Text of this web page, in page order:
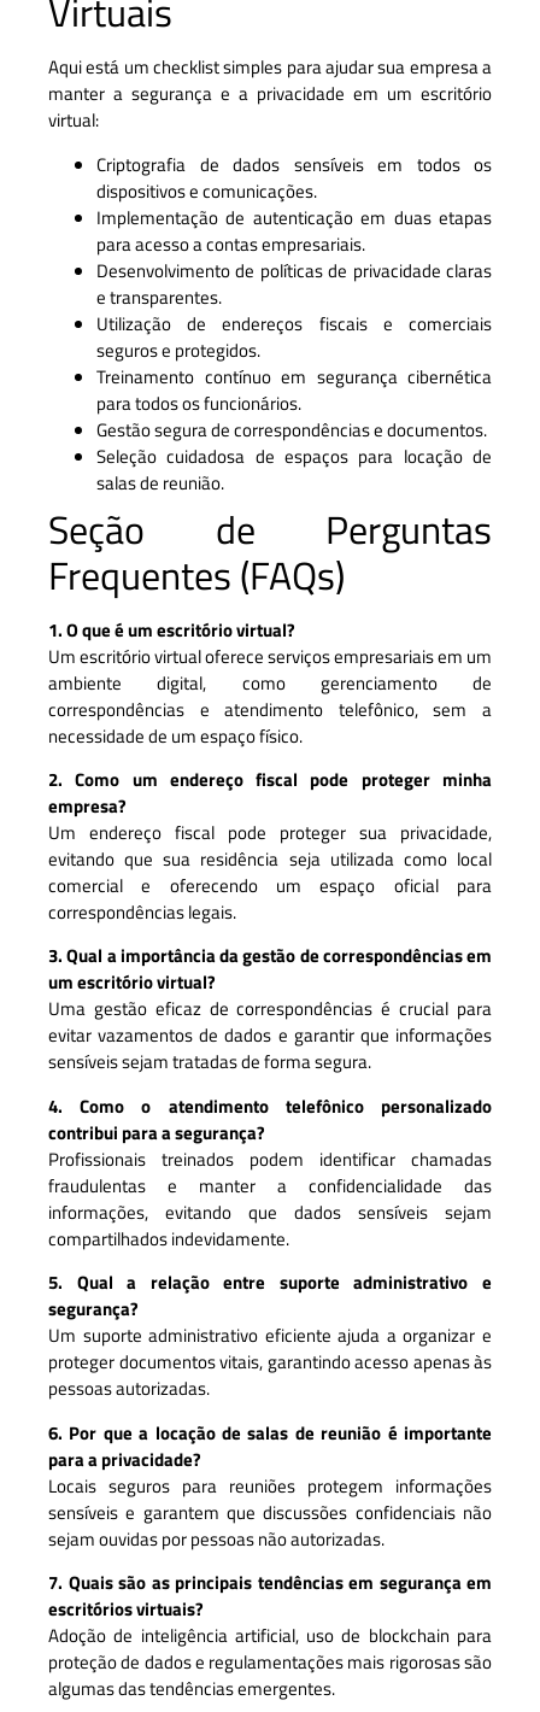
Virtuais
Aqui está um checklist simples para ajudar sua empresa a
manter a segurança e a privacidade em um escritório
virtual:
Criptografia de dados sensíveis em todos os
dispositivos e comunicações.
Implementação de autenticação em duas etapas
para acesso a contas empresariais.
Desenvolvimento de políticas de privacidade claras
e transparentes.
Utilização de endereços fiscais e comerciais
seguros e protegidos.
Treinamento contínuo em segurança cibernética
para todos os funcionários.
Gestão segura de correspondências e documentos.
Seleção cuidadosa de espaços para locação de
salas de reunião.
Seção de Perguntas
Frequentes (FAQs)
1. O que é um escritório virtual?
Um escritório virtual oferece serviços empresariais em um
ambiente digital, como gerenciamento de
correspondências e atendimento telefônico, sem a
necessidade de um espaço físico.
2. Como um endereço fiscal pode proteger minha
empresa?
Um endereço fiscal pode proteger sua privacidade,
evitando que sua residência seja utilizada como local
comercial e oferecendo um espaço oficial para
correspondências legais.
3. Qual a importância da gestão de correspondências em
um escritório virtual?
Uma gestão eficaz de correspondências é crucial para
evitar vazamentos de dados e garantir que informações
sensíveis sejam tratadas de forma segura.
4. Como o atendimento telefônico personalizado
contribui para a segurança?
Profissionais treinados podem identificar chamadas
fraudulentas e manter a confidencialidade das
informações, evitando que dados sensíveis sejam
compartilhados indevidamente.
5. Qual a relação entre suporte administrativo e
segurança?
Um suporte administrativo eficiente ajuda a organizar e
proteger documentos vitais, garantindo acesso apenas às
pessoas autorizadas.
6. Por que a locação de salas de reunião é importante
para a privacidade?
Locais seguros para reuniões protegem informações
sensíveis e garantem que discussões confidenciais não
sejam ouvidas por pessoas não autorizadas.
7. Quais são as principais tendências em segurança em
escritórios virtuais?
Adoção de inteligência artificial, uso de blockchain para
proteção de dados e regulamentações mais rigorosas são
algumas das tendências emergentes.